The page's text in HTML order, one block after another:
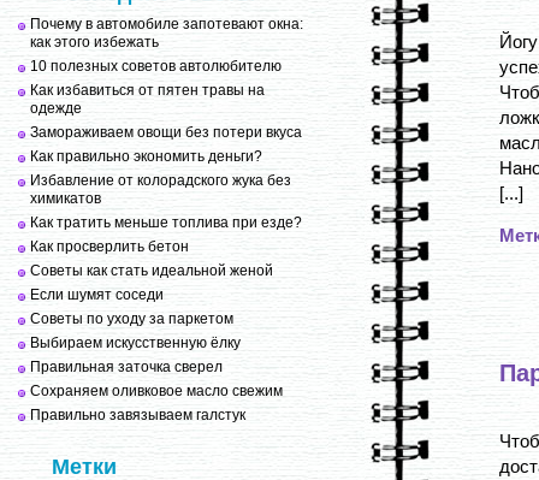
Почему в автомобиле запотевают окна:
как этого избежать
10 полезных советов автолюбителю
Как избавиться от пятен травы на
одежде
Замораживаем овощи без потери вкуса
Как правильно экономить деньги?
Избавление от колорадского жука без
химикатов
Как тратить меньше топлива при езде?
Как просверлить бетон
Советы как стать идеальной женой
Если шумят соседи
Советы по уходу за паркетом
Выбираем искусственную ёлку
Правильная заточка сверел
Сохраняем оливковое масло свежим
Правильно завязываем галстук
Метки
[...]